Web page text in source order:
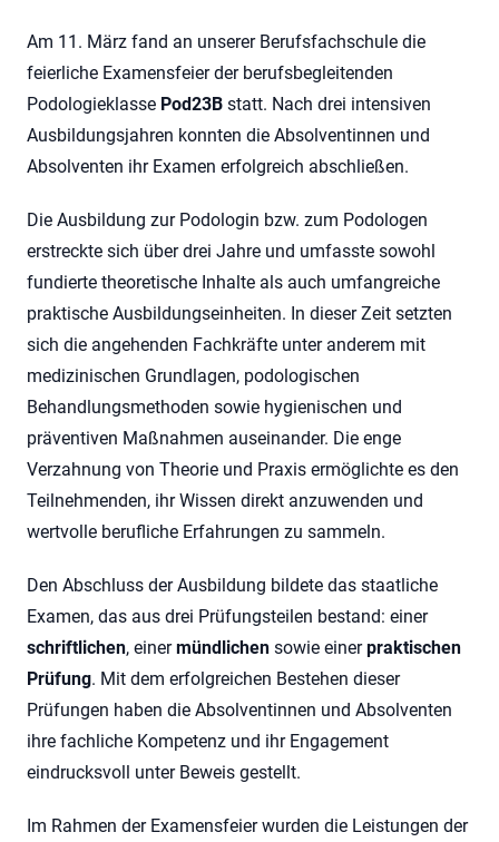
Am 11. März fand an unserer Berufsfachschule die
feierliche Examensfeier der berufsbegleitenden
Podologieklasse Pod23B statt. Nach drei intensiven
Ausbildungsjahren konnten die Absolventinnen und
Absolventen ihr Examen erfolgreich abschließen.
Die Ausbildung zur Podologin bzw. zum Podologen
erstreckte sich über drei Jahre und umfasste sowohl
fundierte theoretische Inhalte als auch umfangreiche
praktische Ausbildungseinheiten. In dieser Zeit setzten
sich die angehenden Fachkräfte unter anderem mit
medizinischen Grundlagen, podologischen
Behandlungsmethoden sowie hygienischen und
präventiven Maßnahmen auseinander. Die enge
Verzahnung von Theorie und Praxis ermöglichte es den
Teilnehmenden, ihr Wissen direkt anzuwenden und
wertvolle berufliche Erfahrungen zu sammeln.
Den Abschluss der Ausbildung bildete das staatliche
Examen, das aus drei Prüfungsteilen bestand: einer
schriftlichen, einermündlichen sowie einerpraktischen
Prüfung. Mit dem erfolgreichen Bestehen dieser
Prüfungen haben die Absolventinnen und Absolventen
ihre fachliche Kompetenz und ihr Engagement
eindrucksvoll unter Beweis gestellt.
Im Rahmen der Examensfeier wurden die Leistungen der